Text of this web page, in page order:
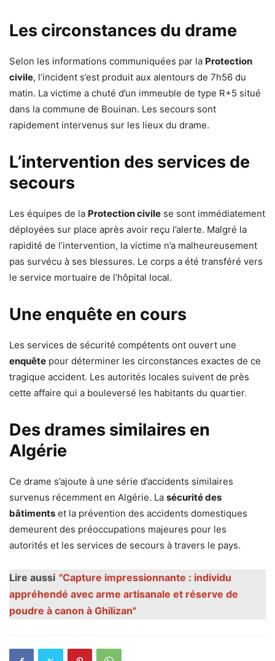
Les circonstances du drame
Selon les informations communiquées par la Protection
civile, l’incident s’est produit aux alentours de 7h56 du
matin. La victime a chuté d’un immeuble de type R+5 situé
dans la commune de Bouinan. Les secours sont
rapidement intervenus sur les lieux du drame.
L’intervention des services de
secours
Les équipes de la Protection civile se sont immédiatement
déployées sur place après avoir reçu l’alerte. Malgré la
rapidité de l’intervention, la victime n’a malheureusement
pas survécu à ses blessures. Le corps a été transféré vers
le service mortuaire de l’hôpital local.
Une enquête en cours
Les services de sécurité compétents ont ouvert une
enquête pour déterminer les circonstances exactes de ce
tragique accident. Les autorités locales suivent de près
cette affaire qui a bouleversé les habitants du quartier.
Des drames similaires en
Algérie
Ce drame s’ajoute à une série d’accidents similaires
survenus récemment en Algérie. La sécurité des
bâtiments et la prévention des accidents domestiques
demeurent des préoccupations majeures pour les
autorités et les services de secours à travers le pays.
Lire aussi "Capture impressionnante : individu
appréhendé avec arme artisanale et réserve de
poudre à canon à Ghilizan"